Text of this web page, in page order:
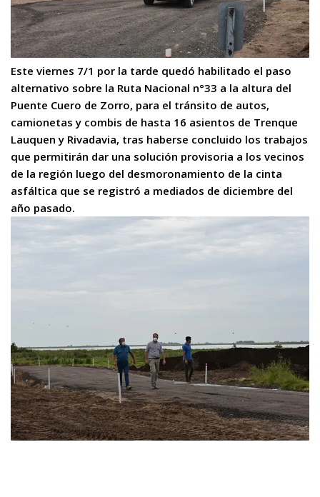
Este viernes 7/1 por la tarde quedó habilitado el paso
alternativo sobre la Ruta Nacional n°33 a la altura del
Puente Cuero de Zorro, para el tránsito de autos,
camionetas y combis de hasta 16 asientos de Trenque
Lauquen y Rivadavia, tras haberse concluido los trabajos
que permitirán dar una solución provisoria a los vecinos
de la región luego del desmoronamiento de la cinta
asfáltica que se registró a mediados de diciembre del
año pasado.